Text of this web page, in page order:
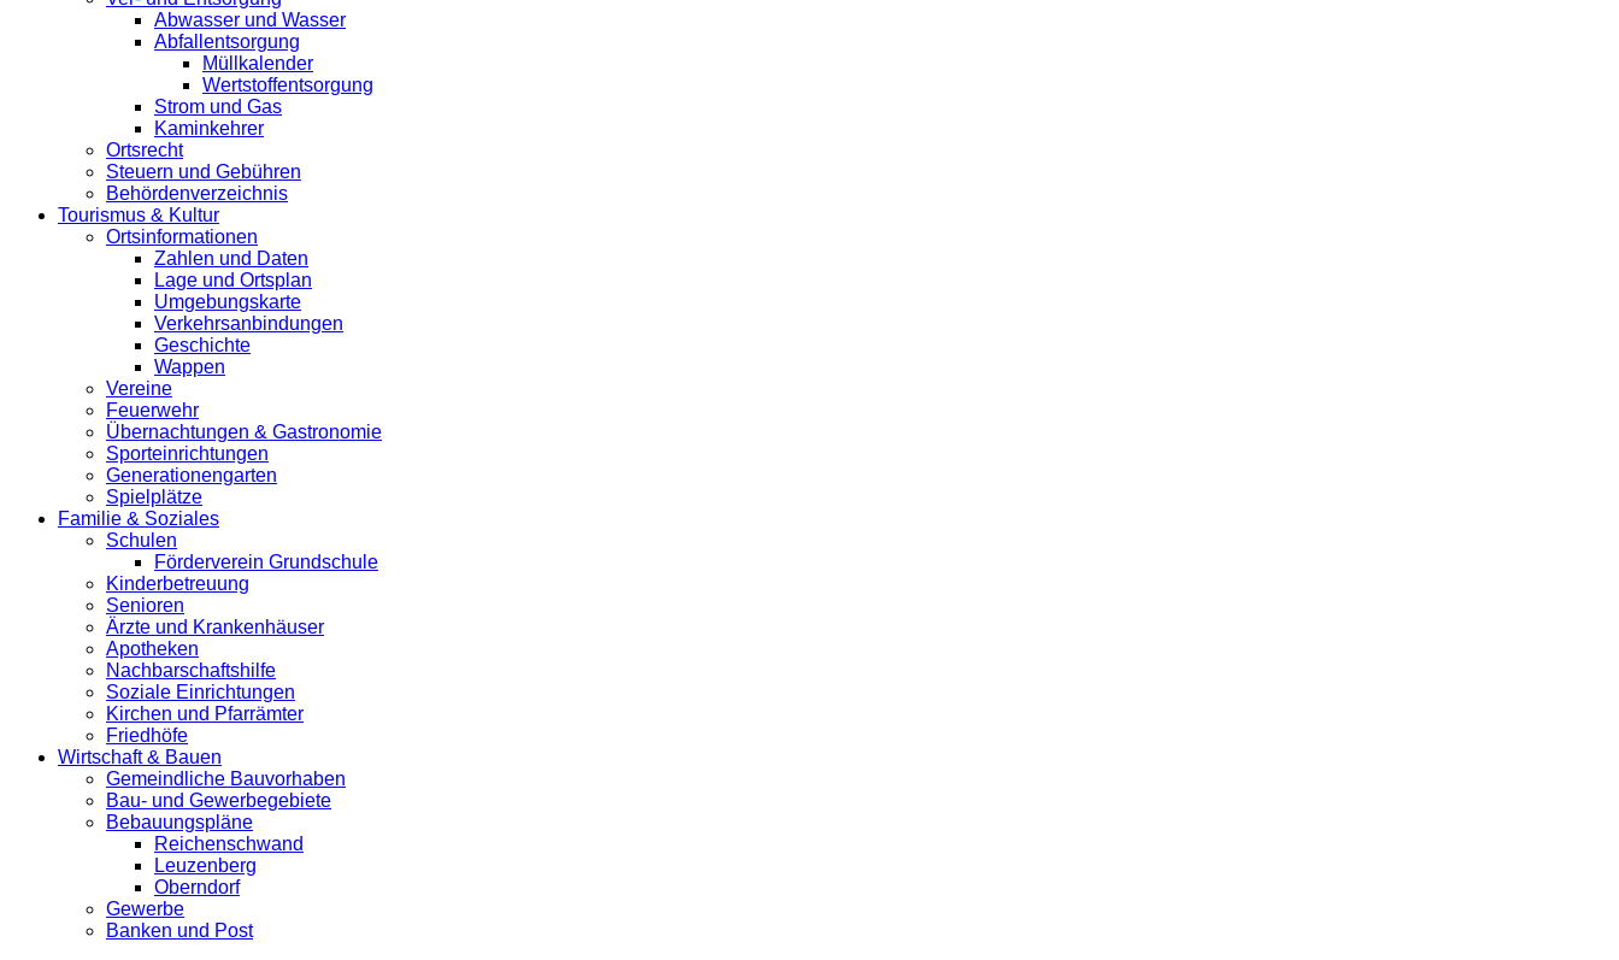
Abwasser und Wasser
Abfallentsorgung
Müllkalender
Wertstoffentsorgung
Strom und Gas
Kaminkehrer
Ortsrecht
Steuern und Gebühren
Behördenverzeichnis
Tourismus & Kultur
Ortsinformationen
Zahlen und Daten
Lage und Ortsplan
Umgebungskarte
Verkehrsanbindungen
Geschichte
Wappen
Vereine
Feuerwehr
Übernachtungen & Gastronomie
Sporteinrichtungen
Generationengarten
Spielplätze
Familie & Soziales
Schulen
Förderverein Grundschule
Kinderbetreuung
Senioren
Ärzte und Krankenhäuser
Apotheken
Nachbarschaftshilfe
Soziale Einrichtungen
Kirchen und Pfarrämter
Friedhöfe
Wirtschaft & Bauen
Gemeindliche Bauvorhaben
Bau- und Gewerbegebiete
Bebauungspläne
Reichenschwand
Leuzenberg
Oberndorf
Gewerbe
Banken und Post